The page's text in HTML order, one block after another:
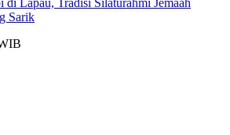
di Lapau, Tradisi Silaturahmi Jemaah
Sarik